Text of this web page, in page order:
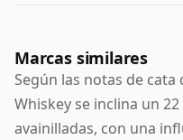
Marcas similares
Según las notas de cata
Whiskey se inclina un
avainilladas, con una